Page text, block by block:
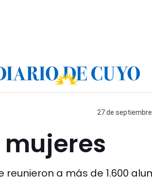
27 de
a más de 1.600